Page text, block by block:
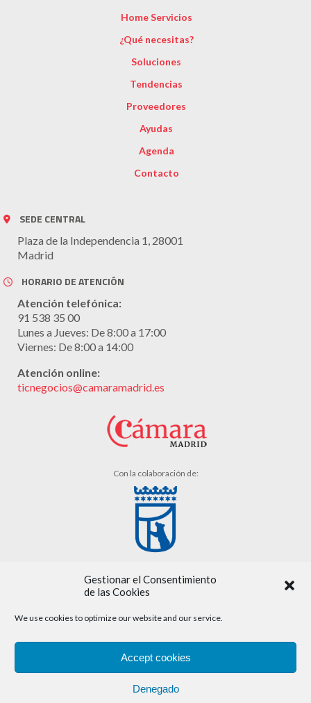
Gestionar el Consentimiento
de las Cookies
We use cookies to optimize our website and our service.
Accept cookies
Denegado
Home Servicios
¿Qué necesitas?
Soluciones
Tendencias
Proveedores
Ayudas
Agenda
Contacto
SEDE CENTRAL
Plaza de la Independencia 1, 28001
Madrid
HORARIO DE ATENCIÓN
Atención telefónica:
91 538 35 00
Lunes a Jueves: De 8:00 a 17:00
Viernes: De 8:00 a 14:00
Atención online:
ticnegocios@camaramadrid.es
Con la colaboración de:
Aviso legal
Política de privacidad